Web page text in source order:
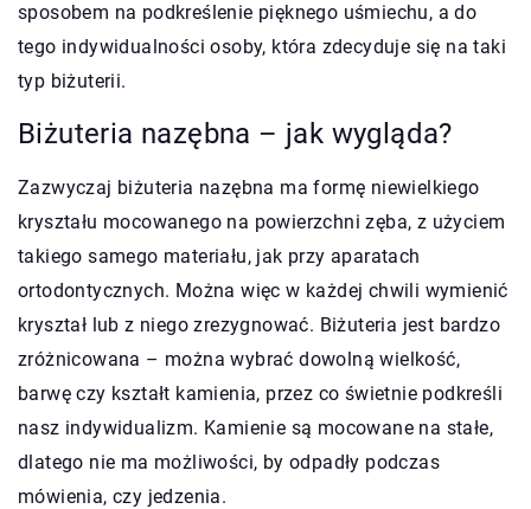
sposobem na podkreślenie pięknego uśmiechu, a do
tego indywidualności osoby, która zdecyduje się na taki
typ biżuterii.
Biżuteria nazębna – jak wygląda?
Zazwyczaj biżuteria nazębna ma formę niewielkiego
kryształu mocowanego na powierzchni zęba, z użyciem
takiego samego materiału, jak przy aparatach
ortodontycznych. Można więc w każdej chwili wymienić
kryształ lub z niego zrezygnować. Biżuteria jest bardzo
zróżnicowana – można wybrać dowolną wielkość,
barwę czy kształt kamienia, przez co świetnie podkreśli
nasz indywidualizm. Kamienie są mocowane na stałe,
dlatego nie ma możliwości, by odpadły podczas
mówienia, czy jedzenia.